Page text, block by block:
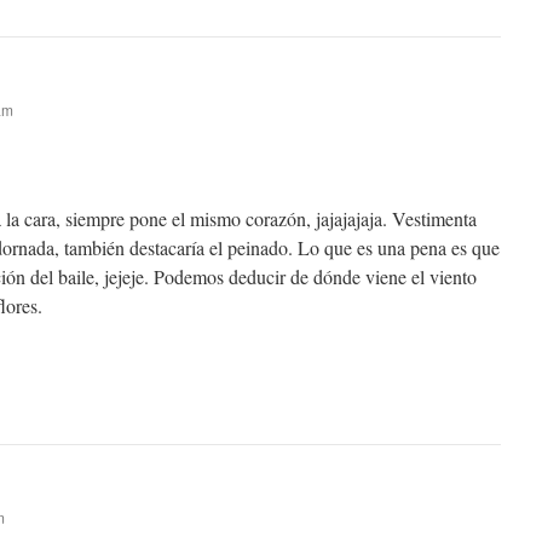
cara, siempre pone el mismo corazón, jajajajaja. Vestimenta
también destacaría el peinado. Lo que es una pena es que
del baile, jejeje. Podemos deducir de dónde viene el viento